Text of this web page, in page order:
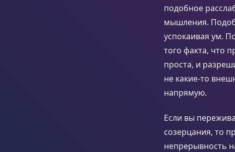
подобное
мышления.
успокаивая ум.
того факта, что
проста, и
не какие-то
напрямую.
Если вы
созерцания, то
непрерывность